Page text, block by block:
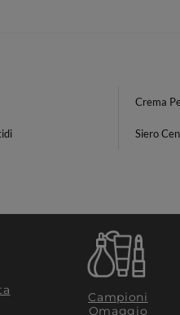
Crema
Siero
Campioni
Omaggio